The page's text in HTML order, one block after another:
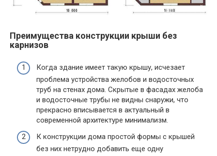
Преимущества конструкции крыши без
карнизов
Когда здание имеет такую крышу, исчезает
проблема устройства желобов и водосточных
труб на стенах дома. Скрытые в фасадах желоба
и водосточные трубы не видны снаружи, что
прекрасно вписывается в актуальный в
современной архитектуре минимализм.
К конструкции дома простой формы с крышей
без них нетрудно добавить еще одну